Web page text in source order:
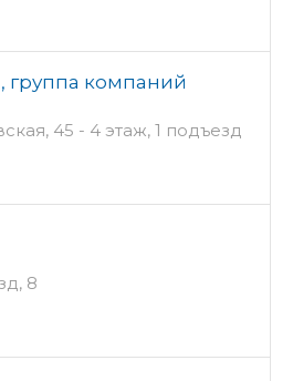
группа компаний
45 - 4 этаж, 1 подъезд
8